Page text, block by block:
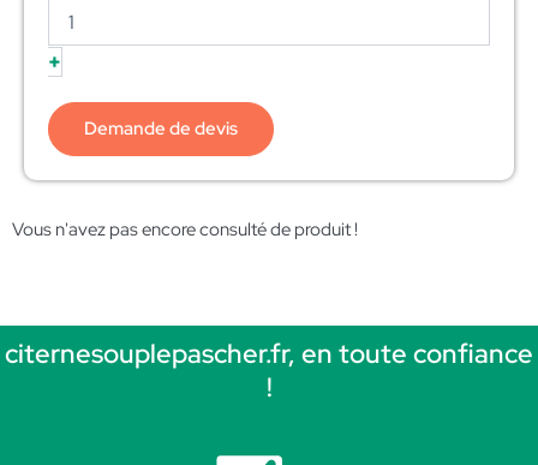
+
Demande de devis
Vous n'avez pas encore consulté de produit !
citernesouplepascher.fr, en toute confiance
!